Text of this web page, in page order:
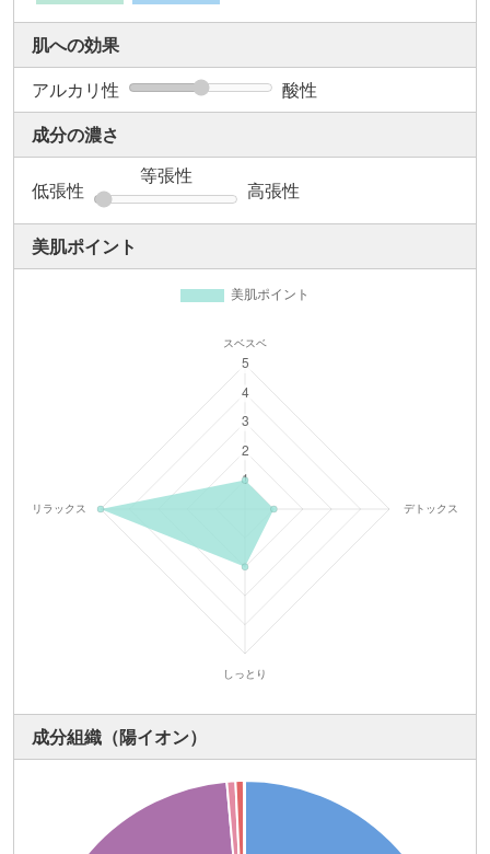
肌への効果
アルカリ性
酸性
成分の濃さ
低張性
等張性
高張性
美肌ポイント
成分組織（陽イオン）